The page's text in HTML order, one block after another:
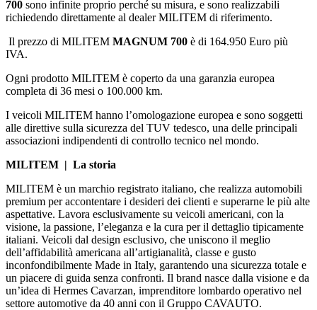
700 sono infinite proprio perché su misura, e sono realizzabili
richiedendo direttamente al dealer MILITEM di riferimento.
Il prezzo di MILITEM MAGNUM 700 è di 164.950 Euro più
IVA.
Ogni prodotto MILITEM è coperto da una garanzia europea
completa di 36 mesi o 100.000 km.
I veicoli MILITEM hanno l’omologazione europea e sono soggetti
alle direttive sulla sicurezza del TUV tedesco, una delle principali
associazioni indipendenti di controllo tecnico nel mondo.
MILITEM | La storia
MILITEM è un marchio registrato italiano, che realizza automobili
premium per accontentare i desideri dei clienti e superarne le più alte
aspettative. Lavora esclusivamente su veicoli americani, con la
visione, la passione, l’eleganza e la cura per il dettaglio tipicamente
italiani. Veicoli dal design esclusivo, che uniscono il meglio
dell’affidabilità americana all’artigianalità, classe e gusto
inconfondibilmente Made in Italy, garantendo una sicurezza totale e
un piacere di guida senza confronti. Il brand nasce dalla visione e da
un’idea di Hermes Cavarzan, imprenditore lombardo operativo nel
settore automotive da 40 anni con il Gruppo CAVAUTO.